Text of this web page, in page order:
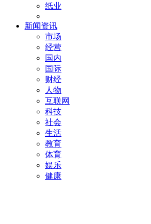
纸业
新闻资讯
市场
经营
国内
国际
财经
人物
互联网
科技
社会
生活
教育
体育
娱乐
健康